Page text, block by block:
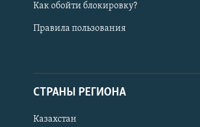
Как обойти блокировку?
Правила пользования
СТРАНЫ РЕГИОНА
Казахстан